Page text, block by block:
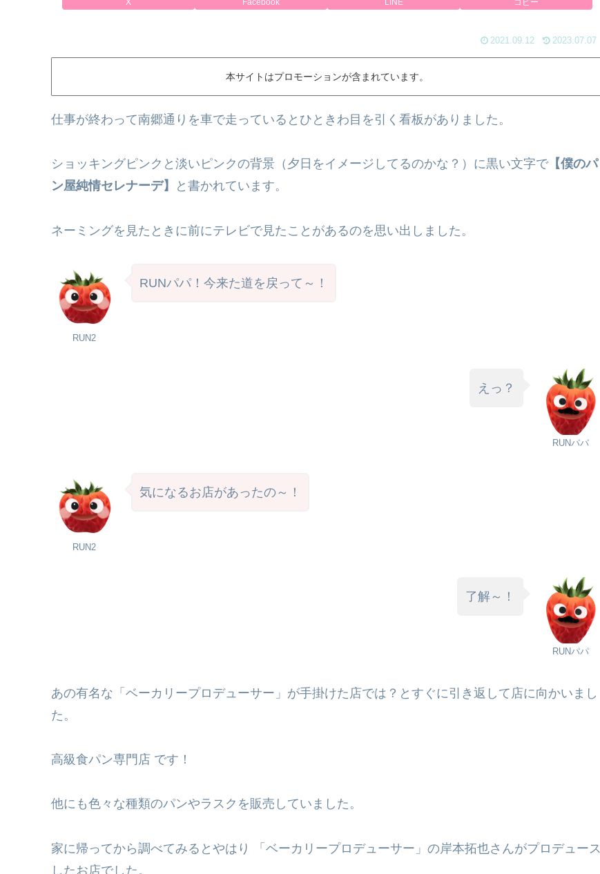
2021.09.12 2023.07.07
本サイトはプロモーションが含まれています。
仕事が終わって南郷通りを車で走っているとひときわ目を引く看板がありました。
ショッキングピンクと淡いピンクの背景（夕日をイメージしてるのかな？）に黒い文字で 【僕のパ
ン屋純情セレナーデ】
と書かれています。
ネーミングを見たときに前にテレビで見たことがあるのを思い出しました。
RUN2
RUNパパ！今来た道を戻って～！
RUNパパ
えっ？
RUN2
気になるお店があったの～！
RUNパパ
了解～！
あの有名な「ベーカリープロデューサー」が手掛けた店では？とすぐに引き返して店に向かいまし
た。
高級食パン専門店 です！
他にも色々な種類のパンやラスクを販売していました。
家に帰ってから調べてみるとやはり 「ベーカリープロデューサー」の岸本拓也さんがプロデュース
したお店でした。